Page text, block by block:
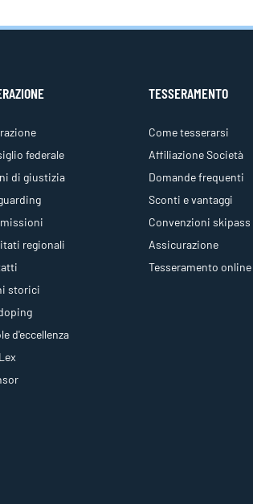
federale
di giustizia
regionali
storici
d'eccellenza
TESSERAMENTO
Come tesserarsi
Affiliazione Società
Domande frequenti
Sconti e vantaggi
Convenzioni skipass
Assicurazione
Tesseramento online